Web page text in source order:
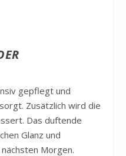
gepflegt und
Zusätzlich wird die
Das duftende
Glanz und
Morgen.